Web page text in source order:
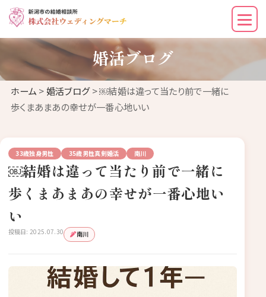
婚活ブログ
ホーム >婚活ブログ> ￼結婚は違って当たり前で一緒に
歩くまあまあの幸せが一番心地いい
33歳独身男性 35歳男性真剣婚活 南川
￼結婚は違って当たり前で一緒に
歩くまあまあの幸せが一番心地い
い
投稿日: 2025.07.30 南川